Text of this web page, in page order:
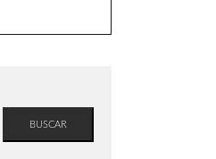
BUSCAR